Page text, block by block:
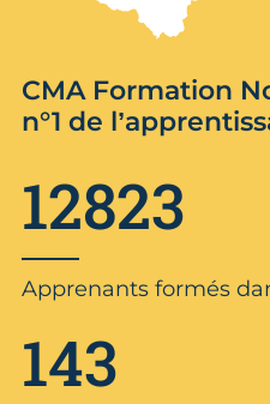
CMA Formation
n°1 de
12823
Apprenants formés
143